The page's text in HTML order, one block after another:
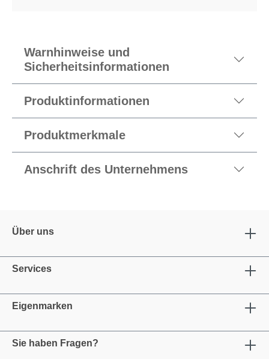
Warnhinweise und
Sicherheitsinformationen
Produktinformationen
Produktmerkmale
Anschrift des Unternehmens
Über uns
Services
Eigenmarken
Sie haben Fragen?